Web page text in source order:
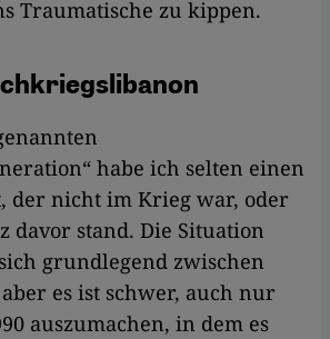
Traumatische zu kippen.
habe ich selten einen
der nicht im Krieg war, oder
davor stand. Die Situation
grundlegend zwischen
es ist schwer, auch nur
auszumachen, in dem es